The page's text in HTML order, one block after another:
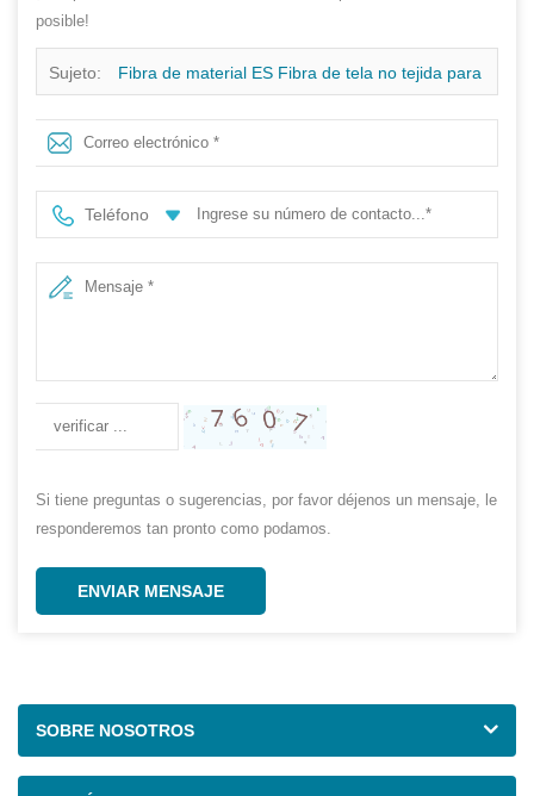
posible!
Sujeto: Fibra de material ES Fibra de tela no tejida para
envases
Teléfono
Si tiene preguntas o sugerencias, por favor déjenos un mensaje, le
responderemos tan pronto como podamos.
ENVIAR MENSAJE
SOBRE NOSOTROS